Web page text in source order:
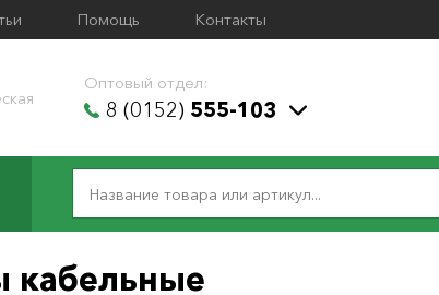
Помощь Контакты
Оптовый отдел:
8 (0152) 555-103
кабельные